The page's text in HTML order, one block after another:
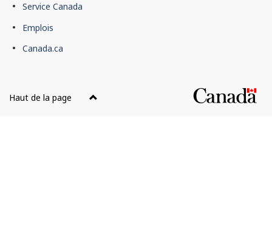
du
gouvernement
du
Service Canada
Emplois
Canada.ca
Haut de la page